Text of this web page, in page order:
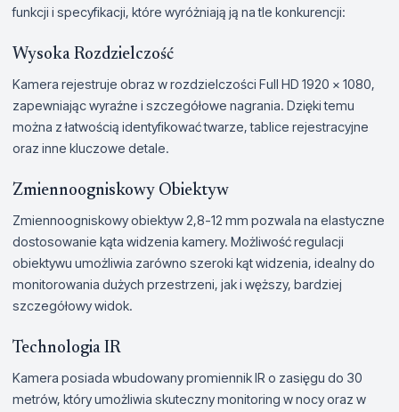
funkcji i specyfikacji, które wyróżniają ją na tle konkurencji:
Wysoka Rozdzielczość
Kamera rejestruje obraz w rozdzielczości Full HD 1920 x 1080,
zapewniając wyraźne i szczegółowe nagrania. Dzięki temu
można z łatwością identyfikować twarze, tablice rejestracyjne
oraz inne kluczowe detale.
Zmiennoogniskowy Obiektyw
Zmiennoogniskowy obiektyw 2,8-12 mm pozwala na elastyczne
dostosowanie kąta widzenia kamery. Możliwość regulacji
obiektywu umożliwia zarówno szeroki kąt widzenia, idealny do
monitorowania dużych przestrzeni, jak i węższy, bardziej
szczegółowy widok.
Technologia IR
Kamera posiada wbudowany promiennik IR o zasięgu do 30
metrów, który umożliwia skuteczny monitoring w nocy oraz w